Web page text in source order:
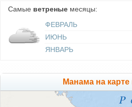
Самые ветреные месяцы:
ФЕВРАЛЬ
ИЮНЬ
ЯНВАРЬ
Манама на